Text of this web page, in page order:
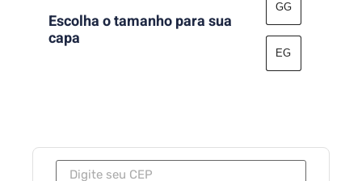
Escolha o tamanho para sua
capa
GG
EG